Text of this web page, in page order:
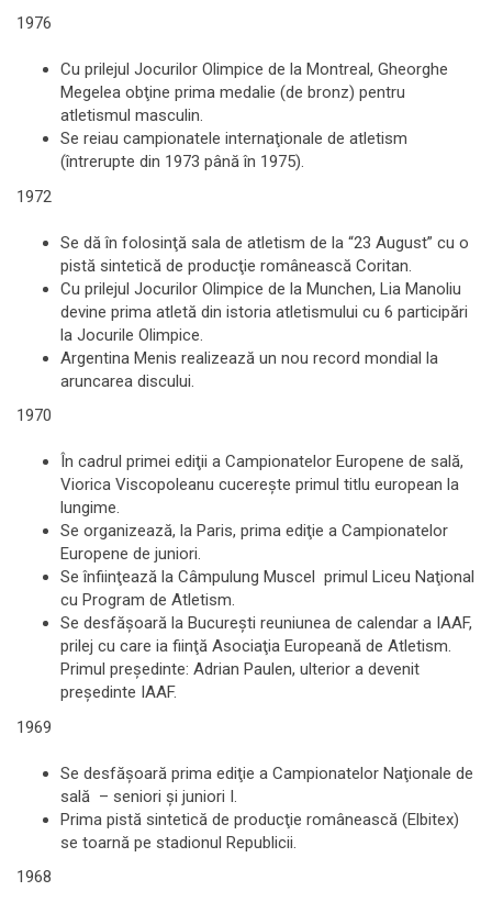
1976
Cu prilejul Jocurilor Olimpice de la Montreal, Gheorghe
Megelea obţine prima medalie (de bronz) pentru
atletismul masculin.
Se reiau campionatele internaţionale de atletism
(întrerupte din 1973 până în 1975).
1972
Se dă în folosinţă sala de atletism de la “23 August” cu o
pistă sintetică de producţie românească Coritan.
Cu prilejul Jocurilor Olimpice de la Munchen, Lia Manoliu
devine prima atletă din istoria atletismului cu 6 participări
la Jocurile Olimpice.
Argentina Menis realizează un nou record mondial la
aruncarea discului.
1970
În cadrul primei ediţii a Campionatelor Europene de sală,
Viorica Viscopoleanu cucereşte primul titlu european la
lungime.
Se organizează, la Paris, prima ediţie a Campionatelor
Europene de juniori.
Se înfiinţează la Câmpulung Muscel primul Liceu Naţional
cu Program de Atletism.
Se desfăşoară la Bucureşti reuniunea de calendar a IAAF,
prilej cu care ia fiinţă Asociaţia Europeană de Atletism.
Primul preşedinte: Adrian Paulen, ulterior a devenit
preşedinte IAAF.
1969
Se desfăşoară prima ediţie a Campionatelor Naţionale de
sală – seniori şi juniori I.
Prima pistă sintetică de producţie românească (Elbitex)
se toarnă pe stadionul Republicii.
1968